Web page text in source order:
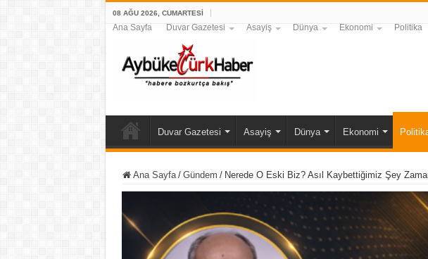
08 AĞU 2026, CUMARTESI
Ana Sayfa Duvar Gazetesi Asayiş Dünya Ekonomi Politika
Duvar Gazetesi Asayiş Dünya Ekonomi
Ana Sayfa / Gündem / Nerede O Eski Biz? Asıl Kaybettiğimiz Şey